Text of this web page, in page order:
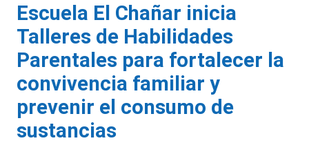
Escuela El Chañar inicia
Talleres de Habilidades
Parentales para fortalecer la
convivencia familiar y
prevenir el consumo de
sustancias